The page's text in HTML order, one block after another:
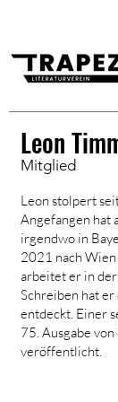
Leon
Mitglied
Leon stolpert
Angefangen hat
irgendwo in
2021 nach
arbeitet er in
Schreiben hat
entdeckt. Einer
75. Ausgabe
veröffentlicht.